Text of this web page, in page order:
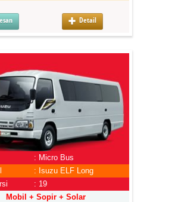
Detail
: Micro Bus
: Isuzu ELF Long
: 19
Mobil + Sopir + Solar